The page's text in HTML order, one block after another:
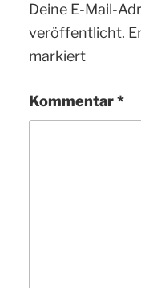
Deine E-Mail-
veröffentlicht.
markiert
Kommentar*